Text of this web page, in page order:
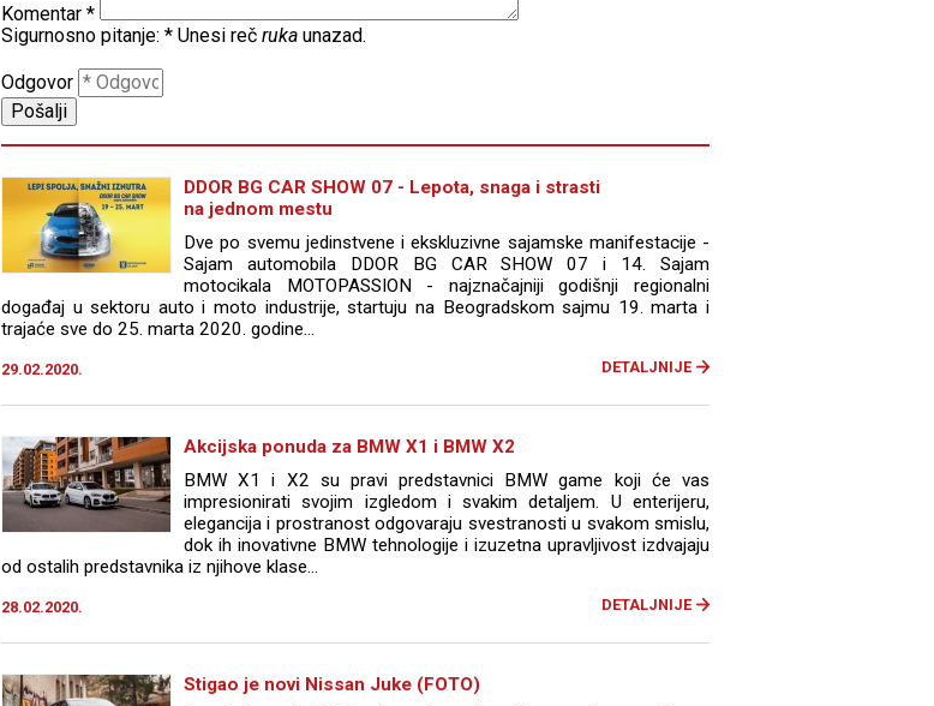
Komentar *
Sigurnosno pitanje: * Unesi reč ruka unazad.
Odgovor
DDOR BG CAR SHOW 07 - Lepota, snaga i strasti
na jednom mestu
Dve po svemu jedinstvenе i ekskluzivnе sajamskе manifestacijе -
Sajam automobila DDOR BG CAR SHOW 07 i 14. Sajam
motocikala MOTOPASSION - najznačajniji godišnji regionalni
događaj u sektoru auto i moto industrije, startuju na Beogradskom sajmu 19. marta i
trajaće sve do 25. marta 2020. godine...
29.02.2020. DETALJNIJE
Akcijska ponuda za BMW X1 i BMW X2
BMW X1 i X2 su pravi predstavnici BMW game koji će vas
impresionirati svojim izgledom i svakim detaljem. U enterijeru,
elegancija i prostranost odgovaraju svestranosti u svakom smislu,
dok ih inovativne BMW tehnologije i izuzetna upravljivost izdvajaju
od ostalih predstavnika iz njihove klase...
28.02.2020. DETALJNIJE
Stigao je novi Nissan Juke (FOTO)